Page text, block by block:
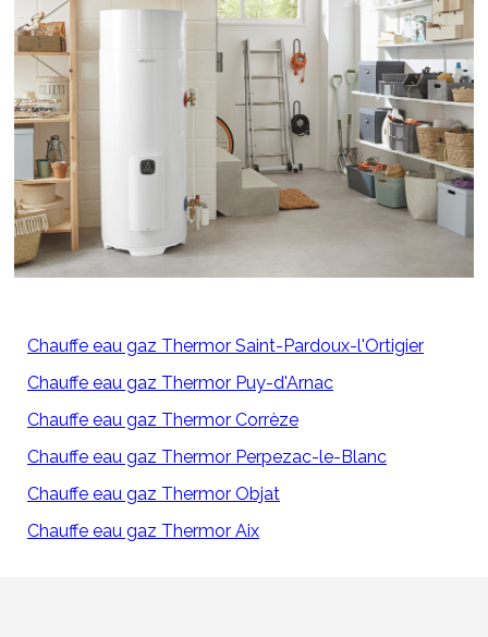
Chauffe eau gaz Thermor Saint-Pardoux-l'Ortigier
Chauffe eau gaz Thermor Puy-d'Arnac
Chauffe eau gaz Thermor Corrèze
Chauffe eau gaz Thermor Perpezac-le-Blanc
Chauffe eau gaz Thermor Objat
Chauffe eau gaz Thermor Aix